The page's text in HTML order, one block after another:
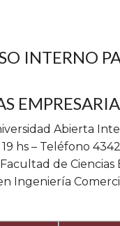
INTERNO
Abierta
hs – Teléfono
de Ciencias
Ingeniería